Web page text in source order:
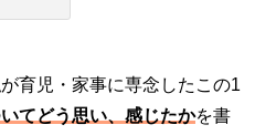
育児・家事に専念したこの1
てどう思い、感じたかを書